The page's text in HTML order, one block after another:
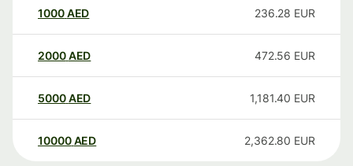
1000AED 236.28 EUR
2000AED 472.56 EUR
5000AED 1,181.40 EUR
10000 AED 2,362.80 EUR